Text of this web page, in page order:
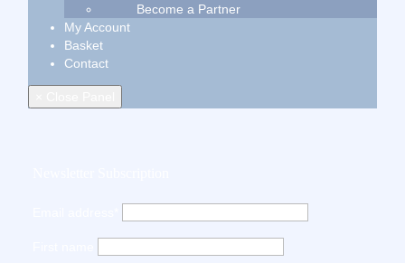
Become a Partner
My Account
Basket
Contact